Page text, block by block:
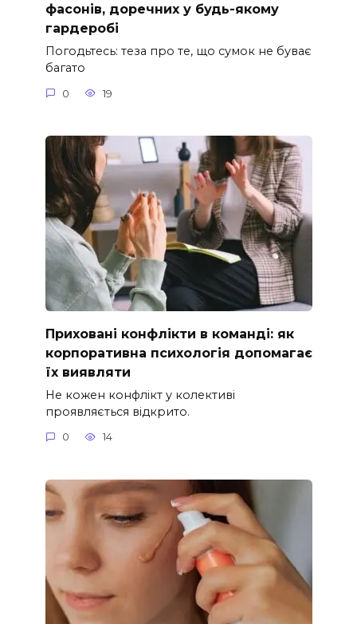
фасонів, доречних у будь-якому
гардеробі
Погодьтесь: теза про те, що сумок не буває
багато
0 19
Приховані конфлікти в команді: як
корпоративна психологія допомагає
їх виявляти
Не кожен конфлікт у колективі
проявляється відкрито.
0 14